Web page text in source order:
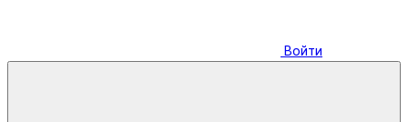
Войти